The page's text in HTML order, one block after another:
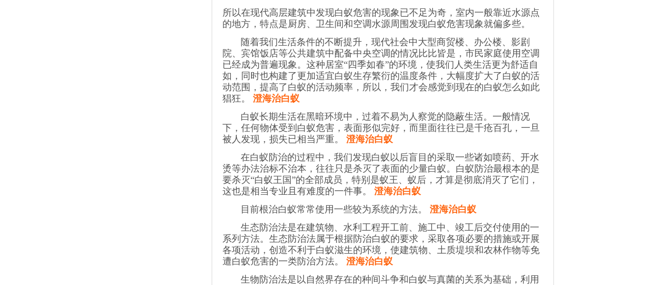
所以在现代高层建筑中发现白蚁危害的现象已不足为奇，室内一般靠近水源点
的地方，特点是厨房、卫生间和空调水源周围发现白蚁危害现象就偏多些。
随着我们生活条件的不断提升，现代社会中大型商贸楼、办公楼、影剧
院、宾馆饭店等公共建筑中配备中央空调的情况比比皆是，市民家庭使用空调
已经成为普遍现象。这种居室“四季如春”的环境，使我们人类生活更为舒适自
如，同时也构建了更加适宜白蚁生存繁衍的温度条件，大幅度扩大了白蚁的活
动范围，提高了白蚁的活动频率，所以，我们才会感觉到现在的白蚁怎么如此
猖狂。 澄海治白蚁
白蚁长期生活在黑暗环境中，过着不易为人察觉的隐蔽生活。一般情况
下，任何物体受到白蚁危害，表面形似完好，而里面往往已是千疮百孔，一旦
被人发现，损失已相当严重。 澄海治白蚁
在白蚁防治的过程中，我们发现白蚁以后盲目的采取一些诸如喷药、开水
烫等办法治标不治本，往往只是杀灭了表面的少量白蚁。白蚁防治最根本的是
要杀灭“白蚁王国”的全部成员，特别是蚁王、蚁后，才算是彻底消灭了它们，
这也是相当专业且有难度的一件事。 澄海治白蚁
目前根治白蚁常常使用一些较为系统的方法。澄海治白蚁
生态防治法是在建筑物、水利工程开工前、施工中、竣工后交付使用的一
系列方法。生态防治法属于根据防治白蚁的要求，采取各项必要的措施或开展
各项活动，创造不利于白蚁滋生的环境，使建筑物、土质堤坝和农林作物等免
遭白蚁危害的一类防治方法。 澄海治白蚁
生物防治法是以自然界存在的种间斗争和白蚁与真菌的关系为基础，利用